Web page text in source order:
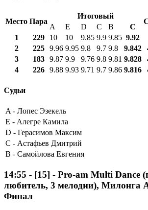
Место Пара
Итоговый
A E D C B
С
1
229 10 10 9.85 9.9 9.85 9.92
2
225 9.96 9.95 9.8 9.7 9.8 9.842
3
183 9.87 9.9 9.76 9.8 9.81 9.828
4
226 9.88 9.93 9.71 9.7 9.86 9.816
Судьи
A - Лопес Эзекель
E - Алегре Камила
D - Герасимов Максим
C - Астафьев Дмитрий
B - Самойлова Евгения
14:55 - [15] - Pro-am Multi Dance
любитель, 3 мелодии), Милонга
Финал